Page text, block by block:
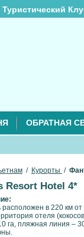
ОБРАТНАЯ
/ Курорты /
Resort Hotel 4*
в 220 км
отеля
га, пляжная линия –